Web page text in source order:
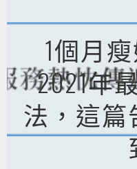
至
內
容
1個月
2021年
法，這篇